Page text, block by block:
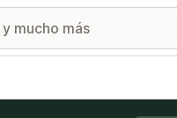
destacadas